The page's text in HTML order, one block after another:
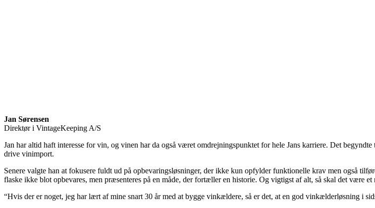
Jan Sørensen
Direktør i VintageKeeping A/S
Jan har altid haft interesse for vin, og vinen har da også været omdrejningspunktet for hele Jans karriere. Det
drive vinimport.
Senere valgte han at fokusere fuldt ud på opbevaringsløsninger, der ikke kun opfylder funktionelle krav men også
flaske ikke blot opbevares, men præsenteres på en måde, der fortæller en historie. Og vigtigst af alt, så skal det være
“Hvis der er noget, jeg har lært af mine snart 30 år med at bygge vinkældere, så er det, at en god vinkælderløsning i